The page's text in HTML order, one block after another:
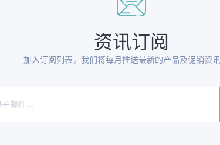
资讯订阅
加入订阅列表，我们将每月推送最新的产品及促销资